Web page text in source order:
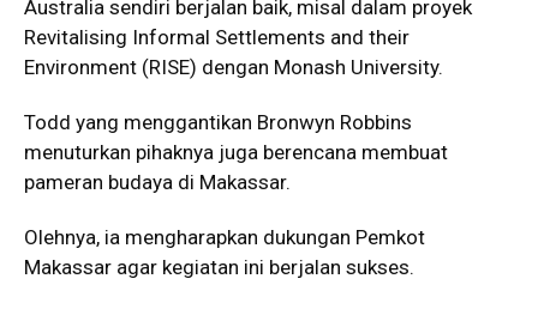
Australia sendiri berjalan baik, misal dalam proyek
Revitalising Informal Settlements and their
Environment (RISE) dengan Monash University.
Todd yang menggantikan Bronwyn Robbins
menuturkan pihaknya juga berencana membuat
pameran budaya di Makassar.
Olehnya, ia mengharapkan dukungan Pemkot
Makassar agar kegiatan ini berjalan sukses.